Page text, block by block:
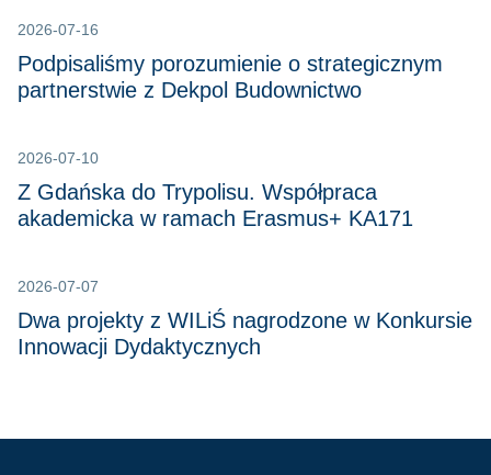
2026-07-16
Podpisaliśmy porozumienie o strategicznym
partnerstwie z Dekpol Budownictwo
2026-07-10
Z Gdańska do Trypolisu. Współpraca
akademicka w ramach Erasmus+ KA171
2026-07-07
Dwa projekty z WILiŚ nagrodzone w Konkursie
Innowacji Dydaktycznych